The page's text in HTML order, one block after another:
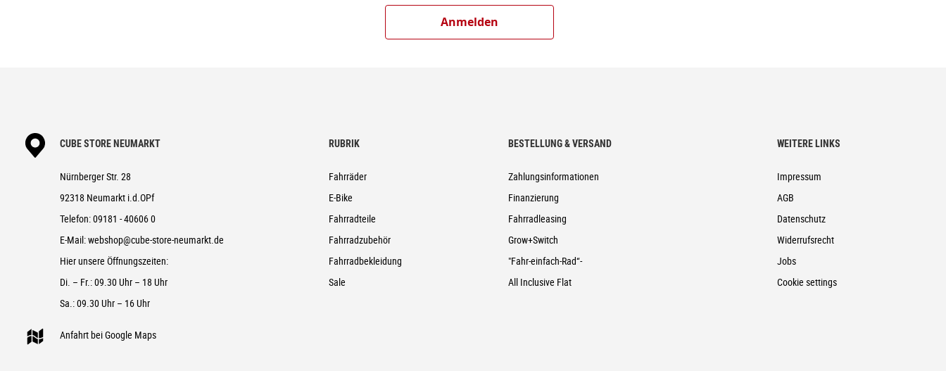
Anmelden
CUBE STORE NEUMARKT
Nürnberger Str. 28
92318 Neumarkt i.d.OPf
Telefon:09181 - 40606 0
E-Mail:webshop@cube-store-neumarkt.de
Hier unsere Öffnungszeiten:
Di. – Fr.: 09.30 Uhr – 18 Uhr
Sa.: 09.30 Uhr – 16 Uhr
Anfahrt bei Google Maps
RUBRIK
Fahrräder
E-Bike
Fahrradteile
Fahrradzubehör
Fahrradbekleidung
Sale
BESTELLUNG & VERSAND
Zahlungsinformationen
Finanzierung
Fahrradleasing
Grow+Switch
"Fahr-einfach-Rad“-
All Inclusive Flat
WEITERE LINKS
Impressum
AGB
Datenschutz
Widerrufsrecht
Jobs
Cookie settings